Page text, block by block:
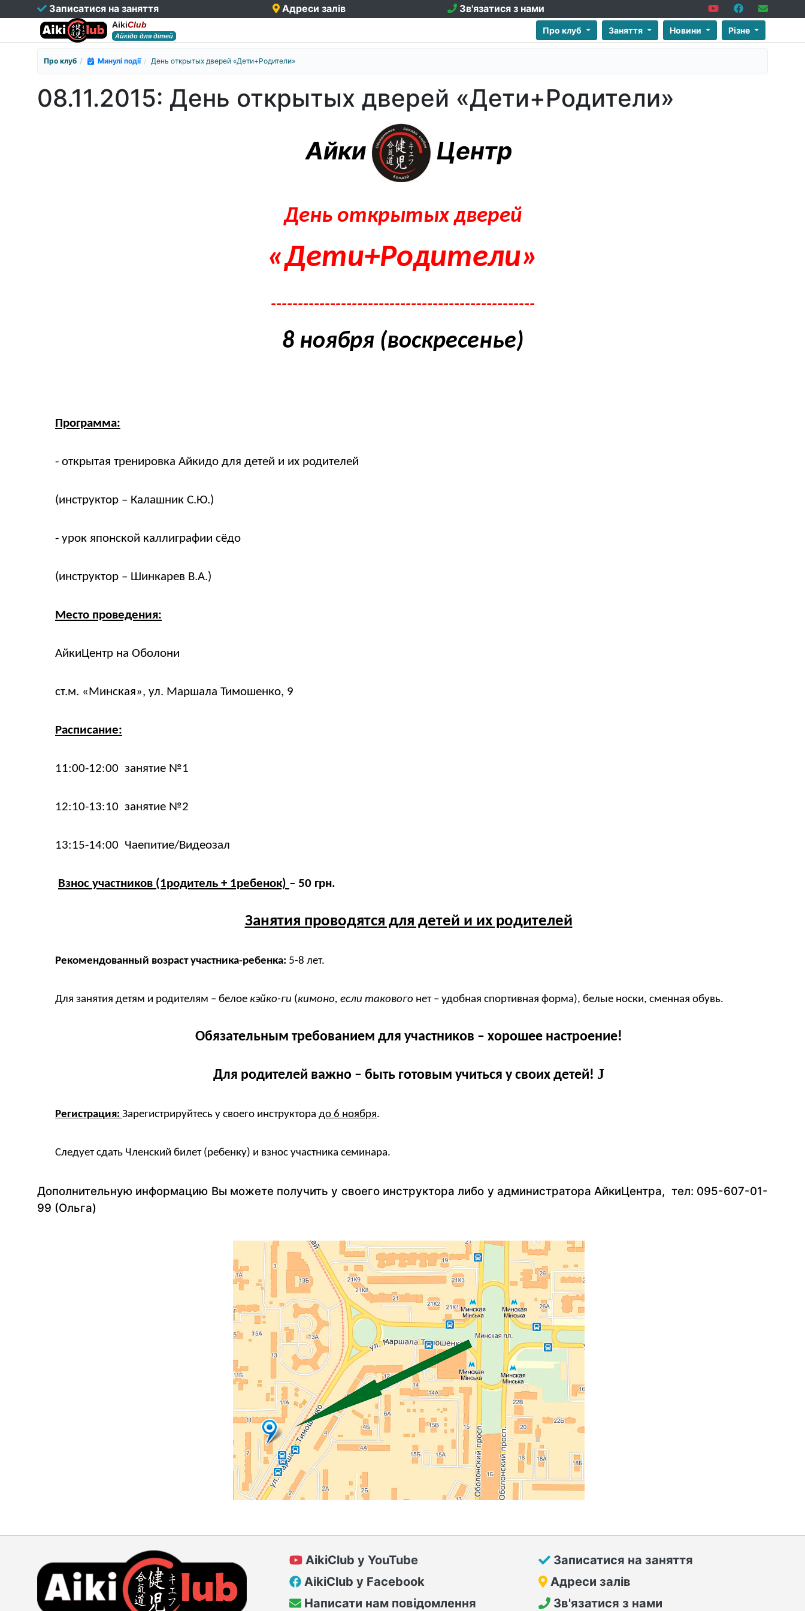
Записатися на заняття Адреси залів Зв'язатися з нами
AikiClub
Айкідо для дітей
Про клуб Заняття Новини Різне
Про клуб Минулі події День открытых дверей «Дети+Родители»
08.11.2015: День открытых дверей «Дети+Родители»
Айки
Центр
День открытых дверей
«Дети+Родители»
-------------------------------------------------
8 ноября (воскресенье)
Программа:
- открытая тренировка Айкидо для детей и их родителей
(инструктор – Калашник С.Ю.)
- урок японской каллиграфии сёдо
(инструктор – Шинкарев В.А.)
Место проведения:
АйкиЦентр на Оболони
ст.м. «Минская», ул. Маршала Тимошенко, 9
Расписание:
11:00-12:00 занятие №1
12:10-13:10 занятие №2
13:15-14:00 Чаепитие/Видеозал
Взнос участников (1родитель + 1ребенок) – 50 грн.
Занятия проводятся для детей и их родителей
Рекомендованный возраст участника-ребенка: 5-8 лет.
Для занятия детям и родителям – белое кэйко-ги (кимоно, если такового нет – удобная спортивная форма), белые носки, сменная обувь.
Обязательным требованием для участников – хорошее настроение!
Для родителей важно – быть готовым учиться у своих детей! J
Регистрация: Зарегистрируйтесь у своего инструктора до 6 ноября.
Следует сдать Членский билет (ребенку) и взнос участника семинара.
Дополнительную информацию Вы можете получить у своего инструктора либо у администратора АйкиЦентра, тел: 095-607-01-
99 (Ольга)
AikiClub у YouTube
AikiClub у Facebook
Написати нам повідомлення
Записатися на заняття
Адреси залів
Зв'язатися з нами